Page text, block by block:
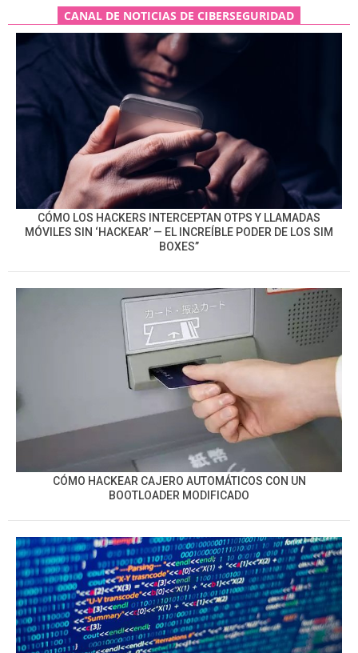
CANAL DE NOTICIAS DE CIBERSEGURIDAD
CÓMO LOS HACKERS INTERCEPTAN OTPS Y LLAMADAS
MÓVILES SIN ‘HACKEAR’ — EL INCREÍBLE PODER DE LOS SIM
BOXES”
CÓMO HACKEAR CAJERO AUTOMÁTICOS CON UN
BOOTLOADER MODIFICADO